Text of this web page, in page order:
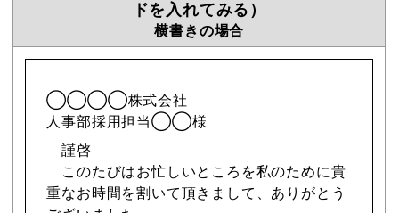
ドを入れてみる）
横書きの場合
◯◯◯◯株式会社
人事部採用担当◯◯様
謹啓
このたびはお忙しいところを私のために貴
重なお時間を割いて頂きまして、ありがとう